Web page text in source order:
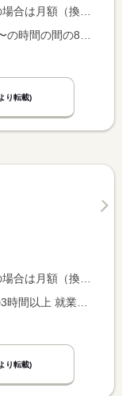
は時間額を表示しています。
り転載)
は時間額を表示しています。
り転載)